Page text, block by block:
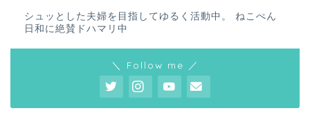
シュッとした夫婦を目指してゆるく活動中。 ねこぺん
日和に絶賛ドハマリ中
＼ Follow me ／